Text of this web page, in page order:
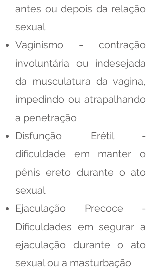
antes ou depois da relação
sexual
Vaginismo - contração
involuntária ou indesejada
da musculatura da vagina,
impedindo ou atrapalhando
a penetração
Disfunção Erétil -
dificuldade em manter o
pênis ereto durante o ato
sexual
Ejaculação Precoce -
Dificuldades em segurar a
ejaculação durante o ato
sexual ou a masturbação